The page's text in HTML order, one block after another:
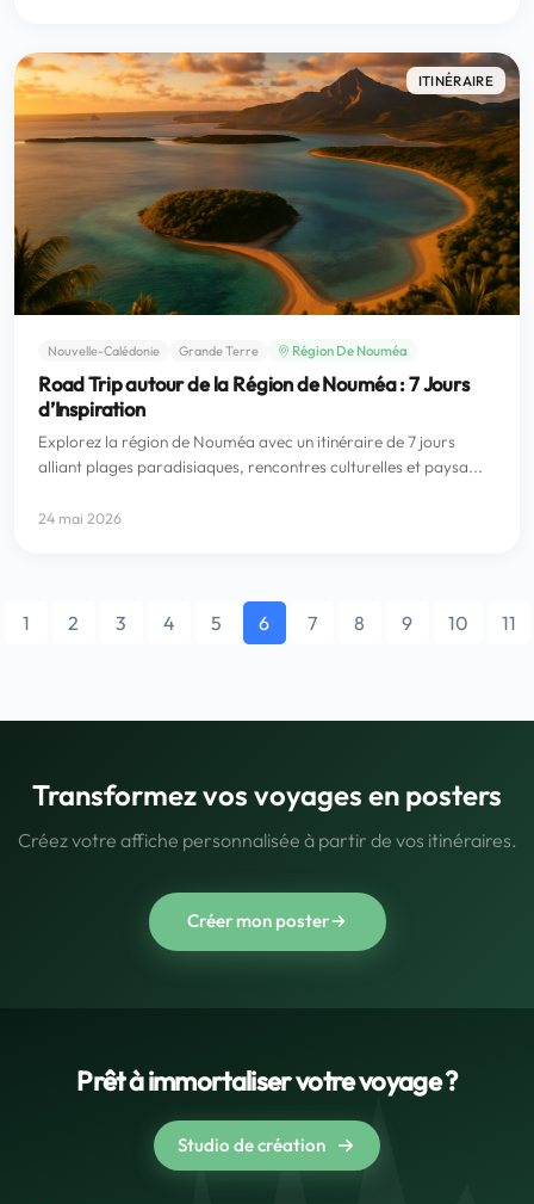
ITINÉRAIRE
Nouvelle-Calédonie Grande Terre Région De Nouméa
Road Trip autour de la Région de Nouméa : 7 Jours
d’Inspiration
Explorez la région de Nouméa avec un itinéraire de 7 jours
alliant plages paradisiaques, rencontres culturelles et paysa...
24 mai 2026
1 2 3 4 5 6 7 8 9 10 11
Transformez vos voyages en posters
Créez votre affiche personnalisée à partir de vos itinéraires.
Créer mon poster
Prêt à immortaliser votre voyage ?
Studio de création